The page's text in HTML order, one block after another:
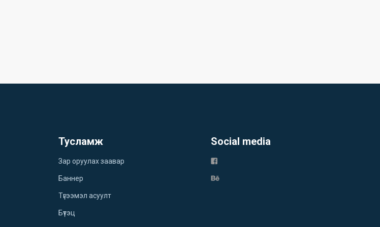
Тусламж
Зар оруулах заавар
Баннер
Түгээмэл асуулт
Бүтэц
Social media